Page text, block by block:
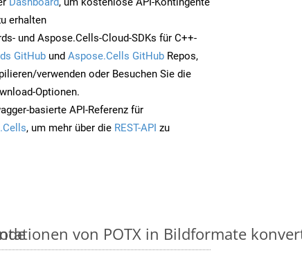
erhalten
und Aspose.Cells-Cloud-SDKs für C++-
GitHub und Aspose.Cells GitHub Repos,
verwenden oder Besuchen Sie die
Optionen.
basierte API-Referenz für
, um mehr über die REST-API zu
von POTX in Bildformate